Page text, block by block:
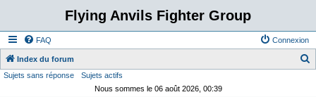
Flying Anvils Fighter Group
FAQ Connexion
Index du forum
Sujets sans réponse
Sujets actifs
Nous sommes le 06 août 2026, 00:39